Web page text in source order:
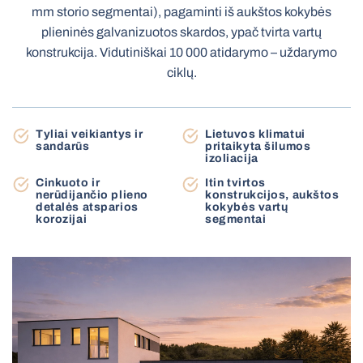
Elektriniai roletai MOTIONBLINDS
Elektrinės medinės žaliuzės
Elektrinės žaliuzės MOTIONBLINDS
Plisuoti tinkleliai
Elektriniai karnizai
Terasinės markizės
BBQ pergola
Stoginė automobiliui
Lauko sandėliukas
mm storio segmentai), pagaminti iš aukštos kokybės
plieninės galvanizuotos skardos, ypač tvirta vartų
konstrukcija. Vidutiniškai 10 000 atidarymo – uždarymo
ciklų.
Tyliai veikiantys ir
sandarūs
Lietuvos klimatui
pritaikyta šilumos
izoliacija
Cinkuoto ir
nerūdijančio plieno
detalės atsparios
korozijai
Itin tvirtos
konstrukcijos, aukštos
kokybės vartų
segmentai